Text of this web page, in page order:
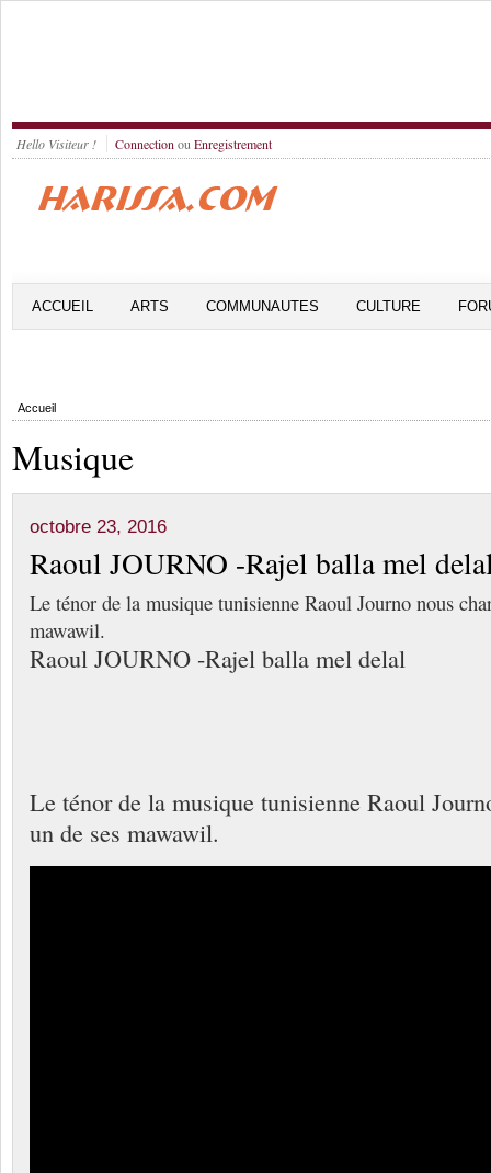
Hello Visiteur ! Connection ou Enregistrement
ACCUEIL ARTS COMMUNAUTES CULTURE
Accueil
Musique
octobre 23, 2016
Raoul JOURNO -Rajel balla mel
Le ténor de la musique tunisienne Raoul Journo nous
mawawil.
Raoul JOURNO -Rajel balla mel delal
Le ténor de la musique tunisienne Raoul
un de ses mawawil.